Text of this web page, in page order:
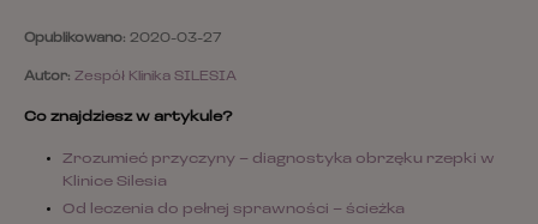
Opublikowano: 2020-03-27
Autor: Zespół Klinika SILESIA
Co znajdziesz w artykule?
Zrozumieć przyczyny – diagnostyka obrzęku rzepki w
Klinice Silesia
Od leczenia do pełnej sprawności – ścieżka